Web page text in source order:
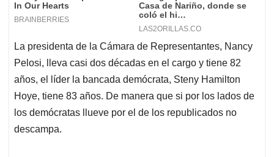
La presidenta de la Cámara de Representantes, Nancy
Pelosi, lleva casi dos décadas en el cargo y tiene 82
años, el líder la bancada demócrata, Steny Hamilton
Hoye, tiene 83 años. De manera que si por los lados de
los demócratas llueve por el de los republicados no
descampa.